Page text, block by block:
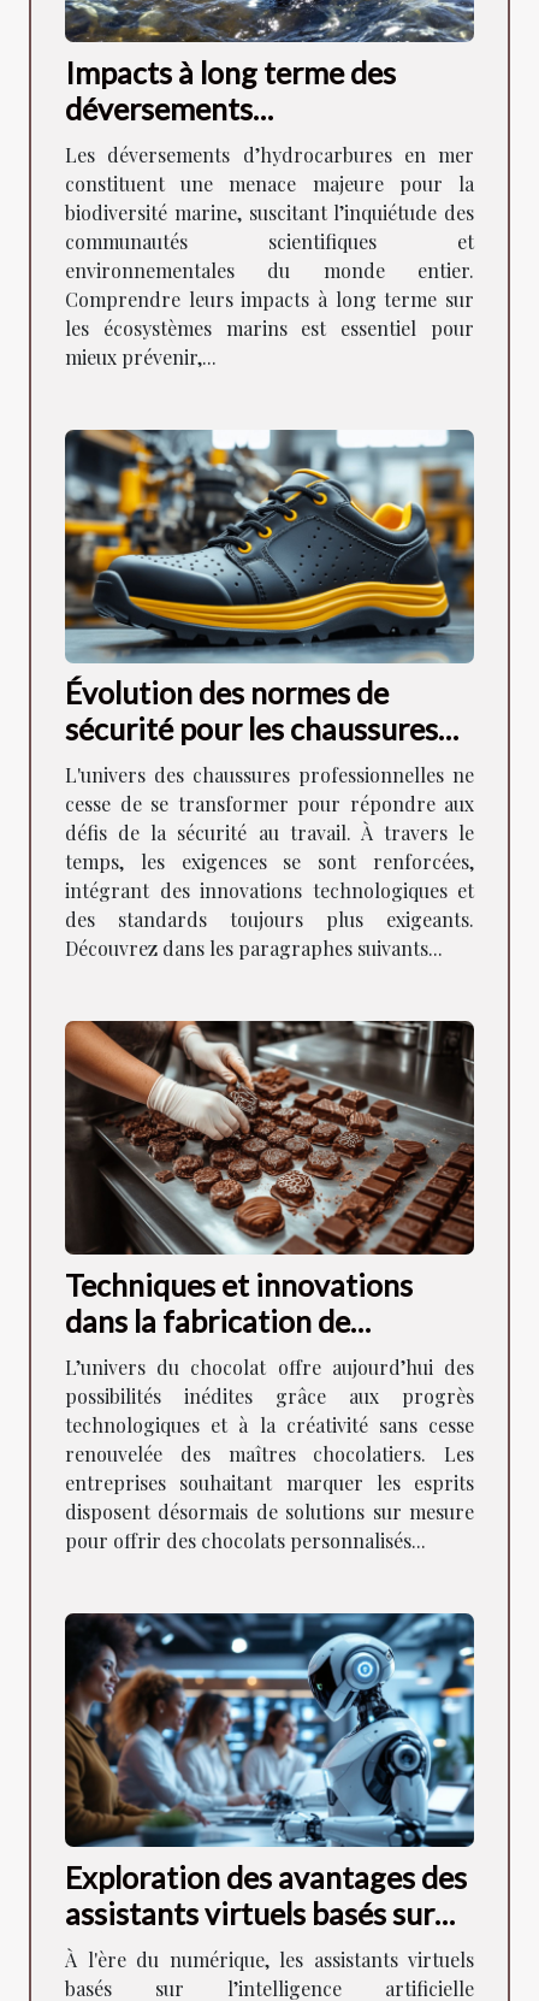
Impacts à long terme des
déversements
d'hydrocarbures sur la
biodiversité marine ?
Les déversements d’hydrocarbures en mer
constituent une menace majeure pour la
biodiversité marine, suscitant l’inquiétude des
communautés scientifiques et
environnementales du monde entier.
Comprendre leurs impacts à long terme sur
les écosystèmes marins est essentiel pour
mieux prévenir,...
Évolution des normes de
sécurité pour les chaussures
professionnelles
L'univers des chaussures professionnelles ne
cesse de se transformer pour répondre aux
défis de la sécurité au travail. À travers le
temps, les exigences se sont renforcées,
intégrant des innovations technologiques et
des standards toujours plus exigeants.
Découvrez dans les paragraphes suivants...
Techniques et innovations
dans la fabrication de
chocolats personnalisés pour
les sociétés
L’univers du chocolat offre aujourd’hui des
possibilités inédites grâce aux progrès
technologiques et à la créativité sans cesse
renouvelée des maîtres chocolatiers. Les
entreprises souhaitant marquer les esprits
disposent désormais de solutions sur mesure
pour offrir des chocolats personnalisés...
Exploration des avantages des
assistants virtuels basés sur
l'intelligence artificielle
À l'ère du numérique, les assistants virtuels
basés sur l’intelligence artificielle